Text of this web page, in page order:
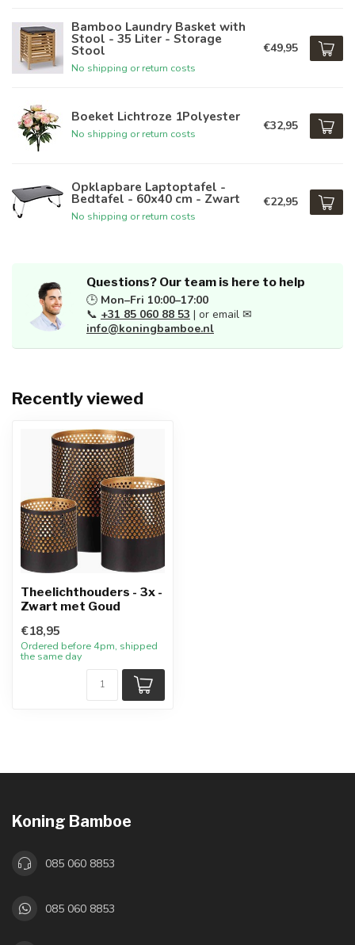
Bamboo Laundry Basket with
Stool - 35 Liter - Storage
Stool
No shipping or return costs
€49,95
Boeket Lichtroze 1Polyester
No shipping or return costs
€32,95
Opklapbare Laptoptafel -
Bedtafel - 60x40 cm - Zwart
No shipping or return costs
€22,95
Questions? Our team is here to help
🕒 Mon–Fri 10:00–17:00
📞 +31 85 060 88 53 | or email ✉
info@koningbamboe.nl
Recently viewed
Theelichthouders - 3x -
Zwart met Goud
€18,95
Ordered before 4pm, shipped
the same day
Koning Bamboe
085 060 8853
085 060 8853